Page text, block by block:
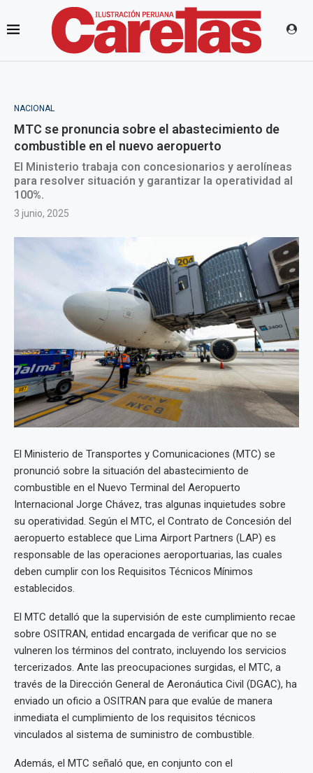
NACIONAL
MTC se pronuncia sobre el abastecimiento de
combustible en el nuevo aeropuerto
El Ministerio trabaja con concesionarios y aerolíneas
para resolver situación y garantizar la operatividad al
100%.
3 junio, 2025
El Ministerio de Transportes y Comunicaciones (MTC) se
pronunció sobre la situación del abastecimiento de
combustible en el Nuevo Terminal del Aeropuerto
Internacional Jorge Chávez, tras algunas inquietudes sobre
su operatividad. Según el MTC, el Contrato de Concesión del
aeropuerto establece que Lima Airport Partners (LAP) es
responsable de las operaciones aeroportuarias, las cuales
deben cumplir con los Requisitos Técnicos Mínimos
establecidos.
El MTC detalló que la supervisión de este cumplimiento recae
sobre OSITRAN, entidad encargada de verificar que no se
vulneren los términos del contrato, incluyendo los servicios
tercerizados. Ante las preocupaciones surgidas, el MTC, a
través de la Dirección General de Aeronáutica Civil (DGAC), ha
enviado un oficio a OSITRAN para que evalúe de manera
inmediata el cumplimiento de los requisitos técnicos
vinculados al sistema de suministro de combustible.
Además, el MTC señaló que, en conjunto con el